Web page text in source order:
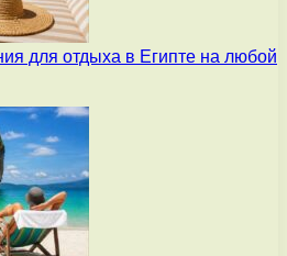
для отдыха в Египте на любой